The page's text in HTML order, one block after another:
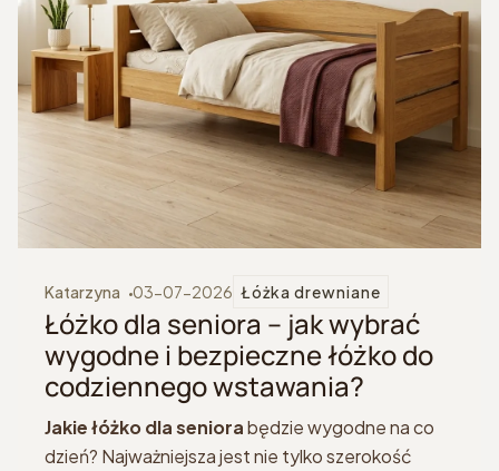
Katarzyna 03-07-2026 Łóżka drewniane
Łóżko dla seniora – jak wybrać
wygodne i bezpieczne łóżko do
codziennego wstawania?
Jakie łóżko dla seniorabędzie wygodne na co
dzień? Najważniejsza jest nie tylko szerokość